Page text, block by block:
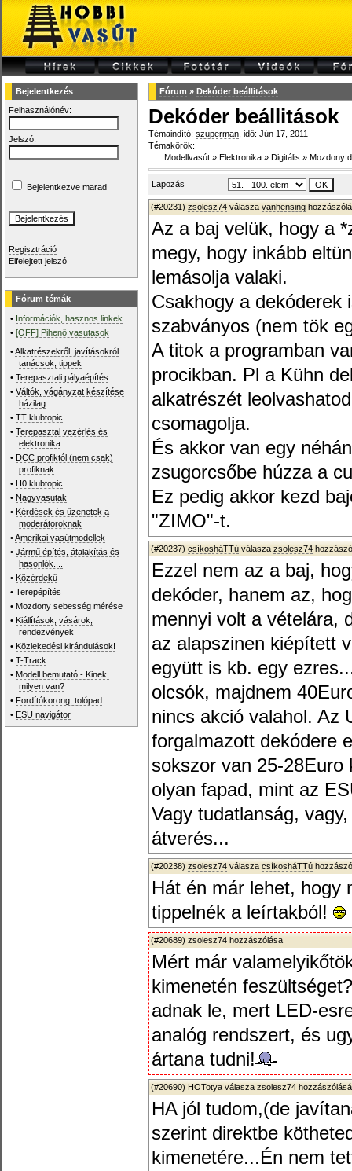
Bejelentkezés
Felhasználónév:
Jelszó:
Bejelentkezve marad
Regisztráció
Elfelejtett jelszó
Fórum témák
• Információk, hasznos linkek
•[OFF] Pihenő vasutasok
•Alkatrészekről, javításokról
tanácsok, tippek
•Terepasztali pályaépítés
•Váltók, vágányzat készítése
házilag
•TT klubtopic
•Terepasztal vezérlés és
elektronika
• DCC profiktól (nem csak)
profiknak
• H0 klubtopic
• Nagyvasutak
• Kérdések és üzenetek a
moderátoroknak
•Amerikai vasútmodellek
•Jármű építés, átalakítás és
hasonlók....
• Közérdekű
•Terepépítés
• Mozdony sebesség mérése
• Kiállítások, vásárok,
rendezvények
• Közlekedési kirándulások!
•T-Track
• Modell bemutató - Kinek,
milyen van?
• Fordítókorong, tolópad
• ESU navigátor
Fórum » Dekóder beállitások
Dekóder beállitások
Témaindító: szuperman , idő: Jún 17, 2011
Témakörök:
Modellvasút » Elektronika » Digitális » Mozdony
Lapozás
(#20231) zsolesz74 válasza vanhensing
Az a baj velük, hogy a
megy, hogy inkább
lemásolja valaki.
Csakhogy a dekóderek
szabványos (nem tök
A titok a programban
procikban. Pl a Kühn
alkatrészét
csomagolja.
És akkor van egy
zsugorcsőbe húzza a
Ez pedig akkor kezd
"ZIMO"-t.
(#20237) csíkosháTTú válasza zsolesz74
Ezzel nem az a baj,
dekóder, hanem az,
mennyi volt a vételára,
az alapszinen kiépített
együtt is kb. egy
olcsók, majdnem
nincs akció valahol. Az
forgalmazott dekódere
sokszor van 25-28Euro
olyan fapad, mint az
Vagy tudatlanság,
átverés...
(#20238) zsolesz74 válasza csíkosháTTú
Hát én már lehet, hogy
tippelnék a leírtakból!
(#20689) zsolesz74 hozzászólása
Mért már
kimenetén
adnak le, mert LED-
analóg rendszert, és
ártana tudni!
(#20690) HOTotya válasza zsolesz74
HA jól tudom,(de
szerint direktbe
kimenetére...Én nem